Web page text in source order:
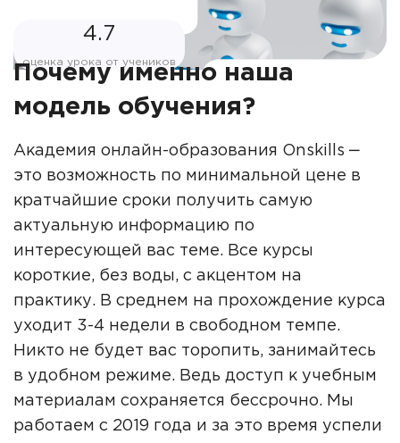
4.7
оценка урока от учеников
Почему именно наша
модель обучения?
Академия онлайн-образования Onskills ‒
это возможность по минимальной цене в
кратчайшие сроки получить самую
актуальную информацию по
интересующей вас теме. Все курсы
короткие, без воды, с акцентом на
практику. В среднем на прохождение курса
уходит 3-4 недели в свободном темпе.
Никто не будет вас торопить, занимайтесь
в удобном режиме. Ведь доступ к учебным
материалам сохраняется бессрочно. Мы
работаем с 2019 года и за это время успели